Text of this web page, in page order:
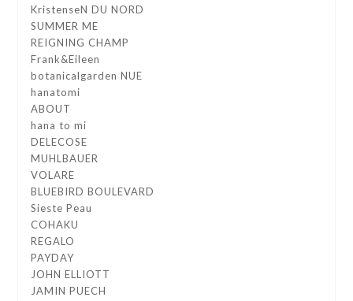
KristenseN DU NORD
SUMMER ME
REIGNING CHAMP
Frank&Eileen
botanicalgarden NUE
hanatomi
ABOUT
hana to mi
DELECOSE
MUHLBAUER
VOLARE
BLUEBIRD BOULEVARD
Sieste Peau
COHAKU
REGALO
PAYDAY
JOHN ELLIOTT
JAMIN PUECH